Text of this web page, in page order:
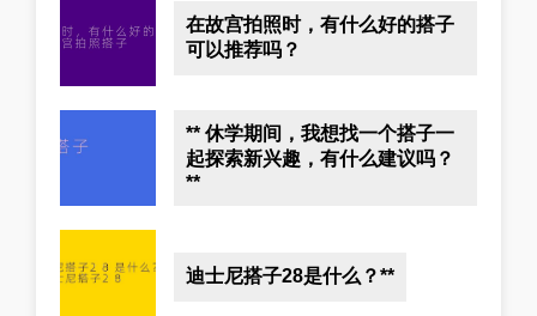
在故宫拍照时，有什么好的搭子
可以推荐吗？
** 休学期间，我想找一个搭子一
起探索新兴趣，有什么建议吗？
**
迪士尼搭子28是什么？**